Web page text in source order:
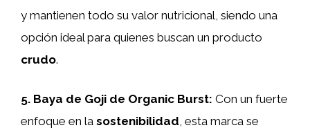
y mantienen todo su valor nutricional, siendo una
opción ideal para quienes buscan un producto
crudo.
5. Baya de Goji de Organic Burst: Con un fuerte
enfoque en la sostenibilidad, esta marca se